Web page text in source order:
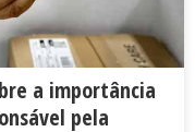
a importância
pela